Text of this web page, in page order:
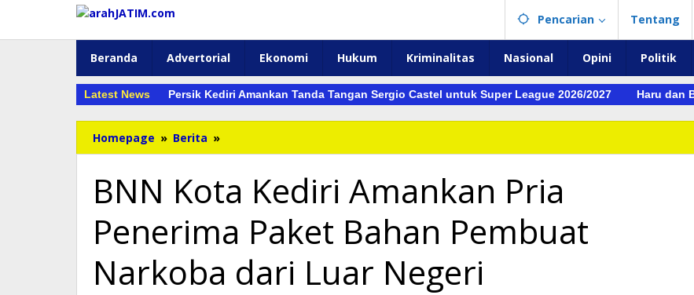
konten
Pencarian Tentang
Beranda Advertorial Ekonomi Hukum Kriminalitas Nasional Opini Politik
Latest News Persik Kediri Amankan Tanda Tangan Sergio Castel untuk Super League 2026/2027 Haru dan
Homepage » Berita »
Kota
Amankan
Pria
Penerima
Paket
Pembuat
Narkoba
BNN Kota Kediri Amankan Pria
Penerima Paket Bahan Pembuat
Narkoba dari Luar Negeri